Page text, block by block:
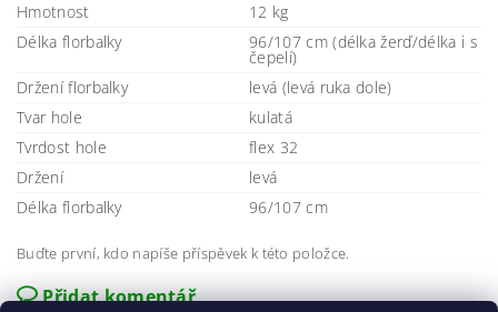
Hmotnost
12 kg
Délka florbalky
96/107 cm (délka žerď/délka i s
čepelí)
Držení florbalky
levá (levá ruka dole)
Tvar hole
kulatá
Tvrdost hole
flex 32
Držení
levá
Délka florbalky
96/107 cm
Buďte první, kdo napíše příspěvek k této položce.
Přidat komentář